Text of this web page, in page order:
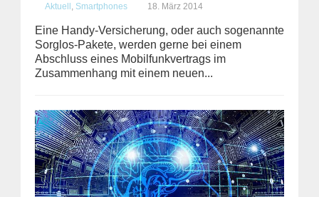
Aktuell , Smartphones 18. März 2014
Eine Handy-Versicherung, oder auch sogenannte
Sorglos-Pakete, werden gerne bei einem
Abschluss eines Mobilfunkvertrags im
Zusammenhang mit einem neuen...